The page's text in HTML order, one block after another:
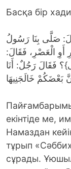
Басқа бір
صَلَّى بِنَا رَسُولُ
أَوِ الْعَصْرِ، فَقَالَ:
فَقَالَ رَجُلٌ: أَنَا
екінтіде ме,
Намаздан
тұрып
сұрады.